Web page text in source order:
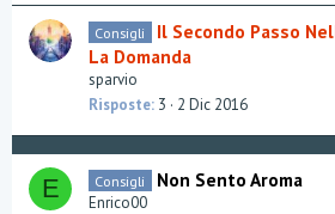
Consigli
Il Secondo Passo
La Domanda
sparvio
Risposte 3 2 Dic 2016
E Consigli Non Sento Aroma
Enrico00